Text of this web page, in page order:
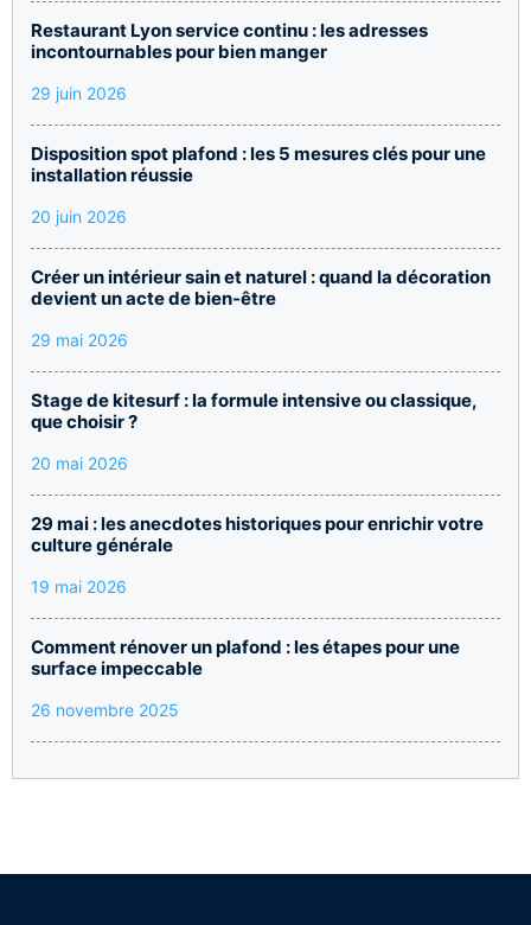
Restaurant Lyon service continu : les adresses
incontournables pour bien manger
29 juin 2026
Disposition spot plafond : les 5 mesures clés pour une
installation réussie
20 juin 2026
Créer un intérieur sain et naturel : quand la décoration
devient un acte de bien-être
29 mai 2026
Stage de kitesurf : la formule intensive ou classique,
que choisir ?
20 mai 2026
29 mai : les anecdotes historiques pour enrichir votre
culture générale
19 mai 2026
Comment rénover un plafond : les étapes pour une
surface impeccable
26 novembre 2025